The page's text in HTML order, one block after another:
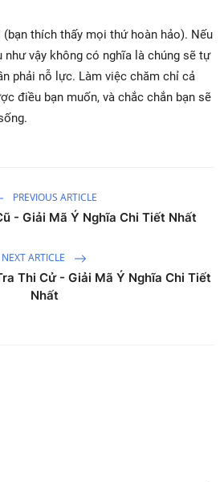
thích thấy mọi thứ hoàn hảo). Nếu
như vậy không có nghĩa là chúng sẽ tự
phải nỗ lực. Làm việc chăm chỉ cả
điều bạn muốn, và chắc chắn bạn sẽ
PREVIOUS ARTICLE
- Giải Mã Ý Nghĩa Chi Tiết Nhất
NEXT ARTICLE
Thi Cử - Giải Mã Ý Nghĩa Chi Tiết
Nhất